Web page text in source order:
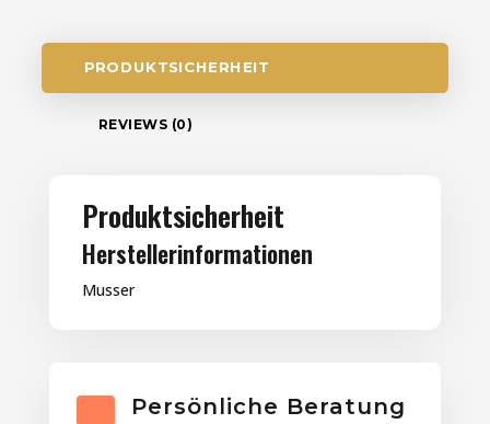
PRODUKTSICHERHEIT
REVIEWS (0)
Produktsicherheit
Herstellerinformationen
Musser
Persönliche Beratung